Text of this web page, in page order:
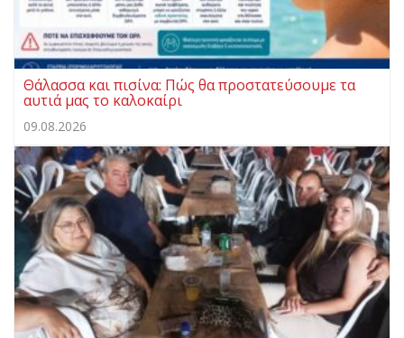
Θάλασσα και πισίνα: Πώς θα προστατεύσουμε τα
αυτιά μας το καλοκαίρι
09.08.2026